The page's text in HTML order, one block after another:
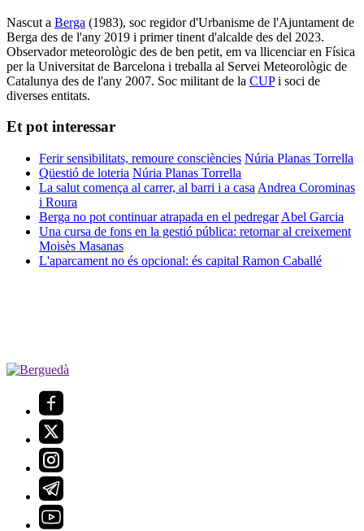
Nascut a Berga (1983), soc regidor d'Urbanisme de l'Ajuntament de
Berga des de l'any 2019 i primer tinent d'alcalde des del 2023.
Observador meteorològic des de ben petit, em va llicenciar en Física
per la Universitat de Barcelona i treballa al Servei Meteorològic de
Catalunya des de l'any 2007. Soc militant de la CUPi soci de
diverses entitats.
Et pot interessar
Ferir sensibilitats, remoure consciències Núria Planas Torrella
Qüestió de loteria Núria Planas Torrella
La salut comença al carrer, al barri i a casa Andrea Corominas
i Roura
Berga no pot continuar atrapada en el pedregar Abel Garcia
Una cursa de fons en la gestió pública: retornar al creixement
Moisès Masanas
L'aparcament no és opcional: és capital Ramon Caballé